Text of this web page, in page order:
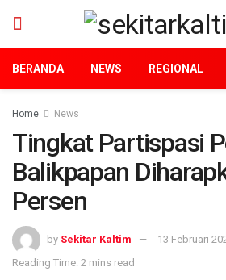
BERANDA NEWS REGIONAL
Home News
Tingkat Partispasi
Balikpapan
Persen
by Sekitar Kaltim
13 Februari
Reading Time: 2 mins read